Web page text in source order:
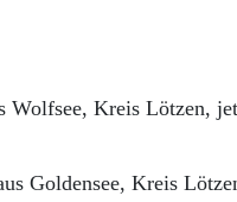
Kreis Lötzen,
Goldensee, Kreis